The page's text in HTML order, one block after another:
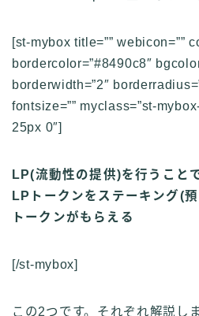
[st-mybox title=”” webicon=””
bordercolor=”#8490c8″
borderwidth=”2″
fontsize=”” myclass=”st-
25px 0″]
LP(流動性の提供)を行うこと
LPトークンをステーキング(
トークンがもらえる
[/st-mybox]
この2つです。それぞれ解説しま